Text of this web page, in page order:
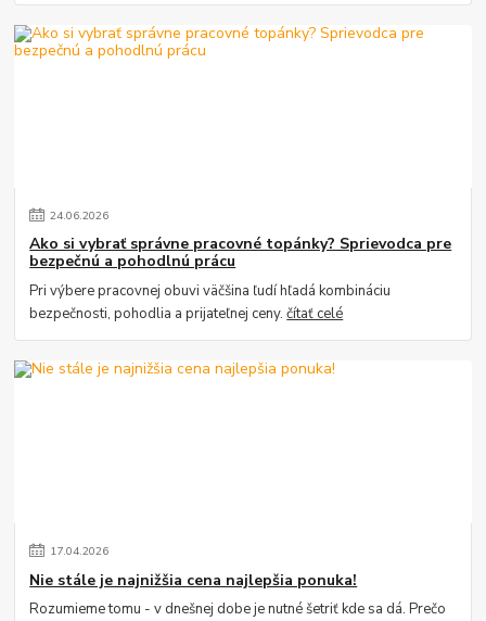
24.06.2026
Ako si vybrať správne pracovné topánky? Sprievodca pre
bezpečnú a pohodlnú prácu
Pri výbere pracovnej obuvi väčšina ľudí hľadá kombináciu
bezpečnosti, pohodlia a prijateľnej ceny.čítať celé
17.04.2026
Nie stále je najnižšia cena najlepšia ponuka!
Rozumieme tomu - v dnešnej dobe je nutné šetriť kde sa dá. Prečo